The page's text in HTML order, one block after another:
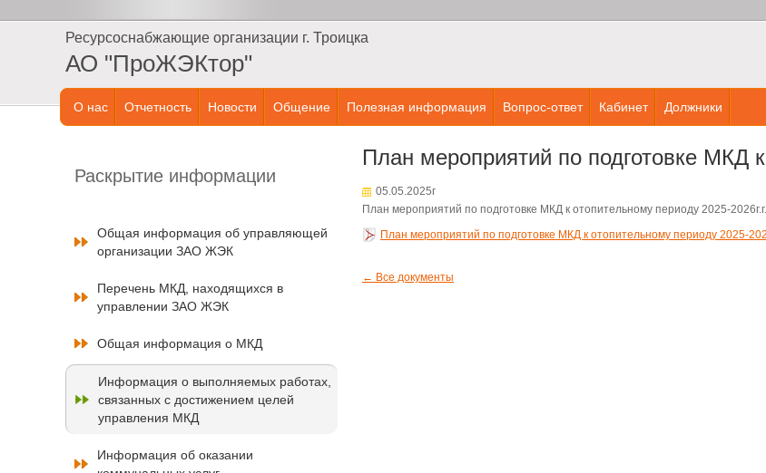
Ресурсоснабжающие организации г. Троицка
АО "ПроЖЭКтор"
О нас Отчетность Новости Общение Полезная информация Вопрос-ответ Кабинет Должники
Раскрытие информации
Общая информация об управляющей
организации ЗАО ЖЭК
Перечень МКД, находящихся в
управлении ЗАО ЖЭК
Общая информация о МКД
Информация о выполняемых работах,
связанных с достижением целей
управления МКД
Информация об оказании
План мероприятий по подготовке МКД
05.05.2025г
План мероприятий по подготовке МКД к отопительному периоду 2025-2026г.г.
План мероприятий по подготовке МКД к отопительному периоду 2025-
← Все документы